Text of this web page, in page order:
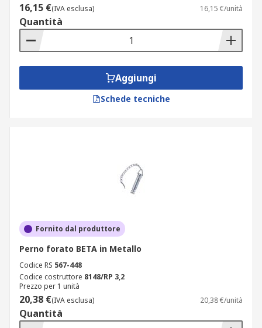
16,15 €(IVA esclusa) 16,15 €/unità
Quantità
Aggiungi
Schede tecniche
Fornito dal produttore
Perno forato BETA in Metallo
Codice RS 567-448
Codice costruttore 8148/RP 3,2
Prezzo per 1 unità
20,38 €(IVA esclusa) 20,38 €/unità
Quantità